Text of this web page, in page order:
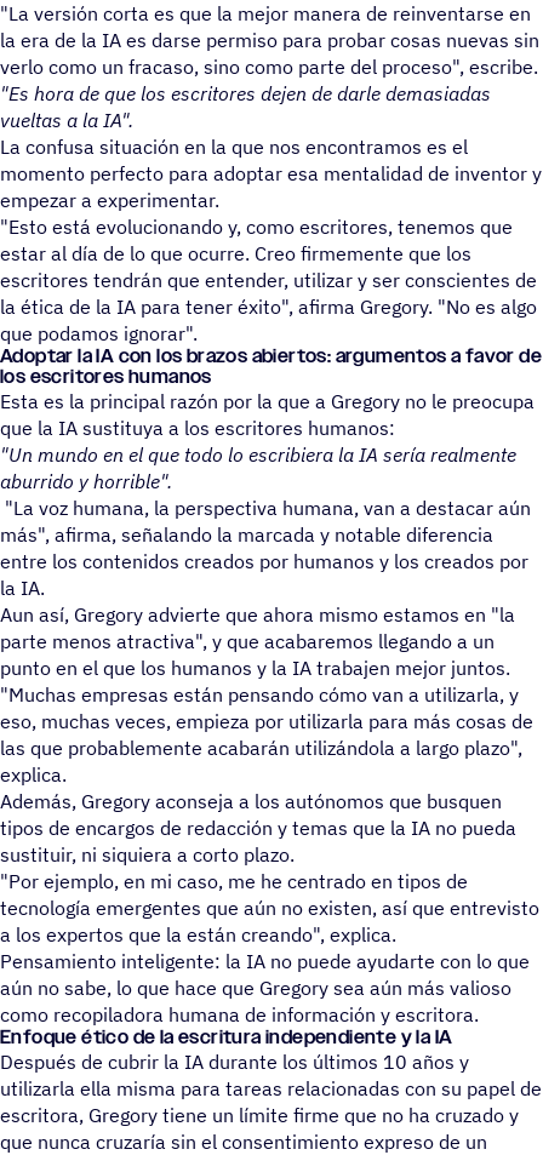
"La versión corta es que la mejor manera de reinventarse en
la era de la IA es darse permiso para probar cosas nuevas sin
verlo como un fracaso, sino como parte del proceso", escribe.
"Es hora de que los escritores dejen de darle demasiadas
vueltas a la IA".
La confusa situación en la que nos encontramos es el
momento perfecto para adoptar esa mentalidad de inventor y
empezar a experimentar.
"Esto está evolucionando y, como escritores, tenemos que
estar al día de lo que ocurre. Creo firmemente que los
escritores tendrán que entender, utilizar y ser conscientes de
la ética de la IA para tener éxito", afirma Gregory. "No es algo
que podamos ignorar".
Adoptar la IA con los brazos abier­tos: argu­men­tos a favor de
los escritores humanos
Esta es la principal razón por la que a Gregory no le preocupa
que la IA sustituya a los escritores humanos:
"Un mundo en el que todo lo escribiera la IA sería realmente
aburrido y horrible".
"La voz humana, la perspectiva humana, van a destacar aún
más", afirma, señalando la marcada y notable diferencia
entre los contenidos creados por humanos y los creados por
la IA.
Aun así, Gregory advierte que ahora mismo estamos en "la
parte menos atractiva", y que acabaremos llegando a un
punto en el que los humanos y la IA trabajen mejor juntos.
"Muchas empresas están pensando cómo van a utilizarla, y
eso, muchas veces, empieza por utilizarla para más cosas de
las que probablemente acabarán utilizándola a largo plazo",
explica.
Además, Gregory aconseja a los autónomos que busquen
tipos de encargos de redacción y temas que la IA no pueda
sustituir, ni siquiera a corto plazo.
"Por ejemplo, en mi caso, me he centrado en tipos de
tecnología emergentes que aún no existen, así que entrevisto
a los expertos que la están creando", explica.
Pensamiento inteligente: la IA no puede ayudarte con lo que
aún no sabe, lo que hace que Gregory sea aún más valioso
como recopiladora humana de información y escritora.
Enfoque ético de la escri­tura inde­pen­diente y la IA
Después de cubrir la IA durante los últimos 10 años y
utilizarla ella misma para tareas relacionadas con su papel de
escritora, Gregory tiene un límite firme que no ha cruzado y
que nunca cruzaría sin el consentimiento expreso de un